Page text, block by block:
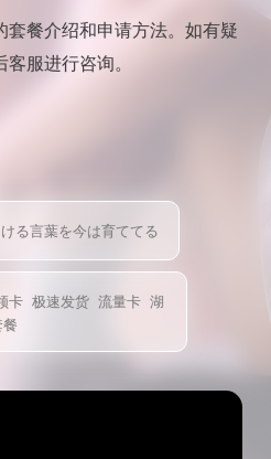
套餐介绍和申请方法。如有疑
服进行咨询。
ける言葉を今は育ててる
卡 极速发货 流量卡 湖